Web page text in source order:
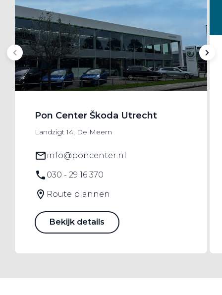
Pon Center Škoda Utrecht
Landzigt 14, De Meern
info@poncenter.nl
030 - 29 16 370
Route plannen
Bekijk details